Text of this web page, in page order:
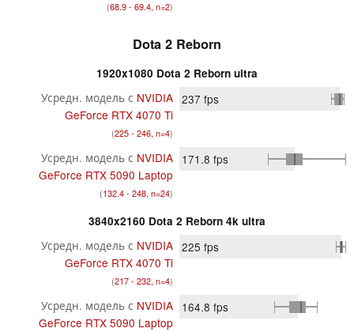
(68.9 - 69.4, n=2)
Dota 2 Reborn
1920x1080 Dota 2 Reborn ultra
Усредн. модель с NVIDIA
GeForce RTX 4070 Ti
(225 - 246, n=4)
237 fps
Усредн. модель с NVIDIA
GeForce RTX 5090 Laptop
(132.4 - 248, n=24)
171.8 fps
3840x2160 Dota 2 Reborn 4k ultra
Усредн. модель с NVIDIA
GeForce RTX 4070 Ti
(217 - 232, n=4)
225 fps
Усредн. модель с NVIDIA
GeForce RTX 5090 Laptop
164.8 fps